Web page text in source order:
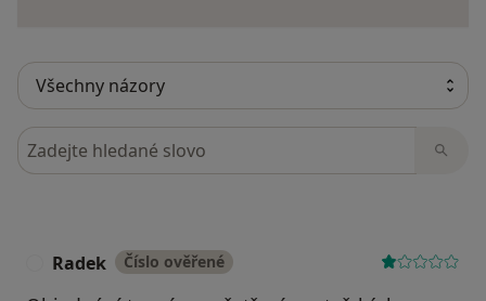
Hledejte v názorech
Radek Číslo ověřené